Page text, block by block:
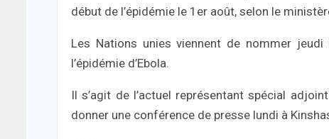
début de l’épidémie le 1er août, selon le
Les Nations unies viennent de nommer jeudi
l’épidémie d’Ebola.
Il s’agit de l’actuel représentant spécial
donner une conférence de presse lundi à